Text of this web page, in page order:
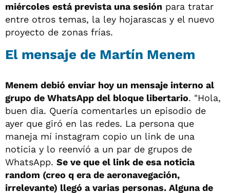
miércoles está prevista una sesión para tratar
entre otros temas, la ley hojarascas y el nuevo
proyecto de zonas frías.
El mensaje de Martín Menem
Menem debió enviar hoy un mensaje interno al
grupo de WhatsApp del bloque libertario. "Hola,
buen dia. Quería comentarles un episodio de
ayer que giró en las redes. La persona que
maneja mí instagram copio un link de una
noticia y lo reenvíó a un par de grupos de
WhatsApp. Se ve que el link de esa noticia
random (creo q era de aeronavegación,
irrelevante) llegó a varias personas. Alguna de